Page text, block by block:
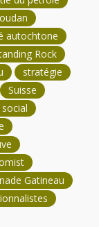
autochtone
Rock
stratégie
Suisse
Gatineau